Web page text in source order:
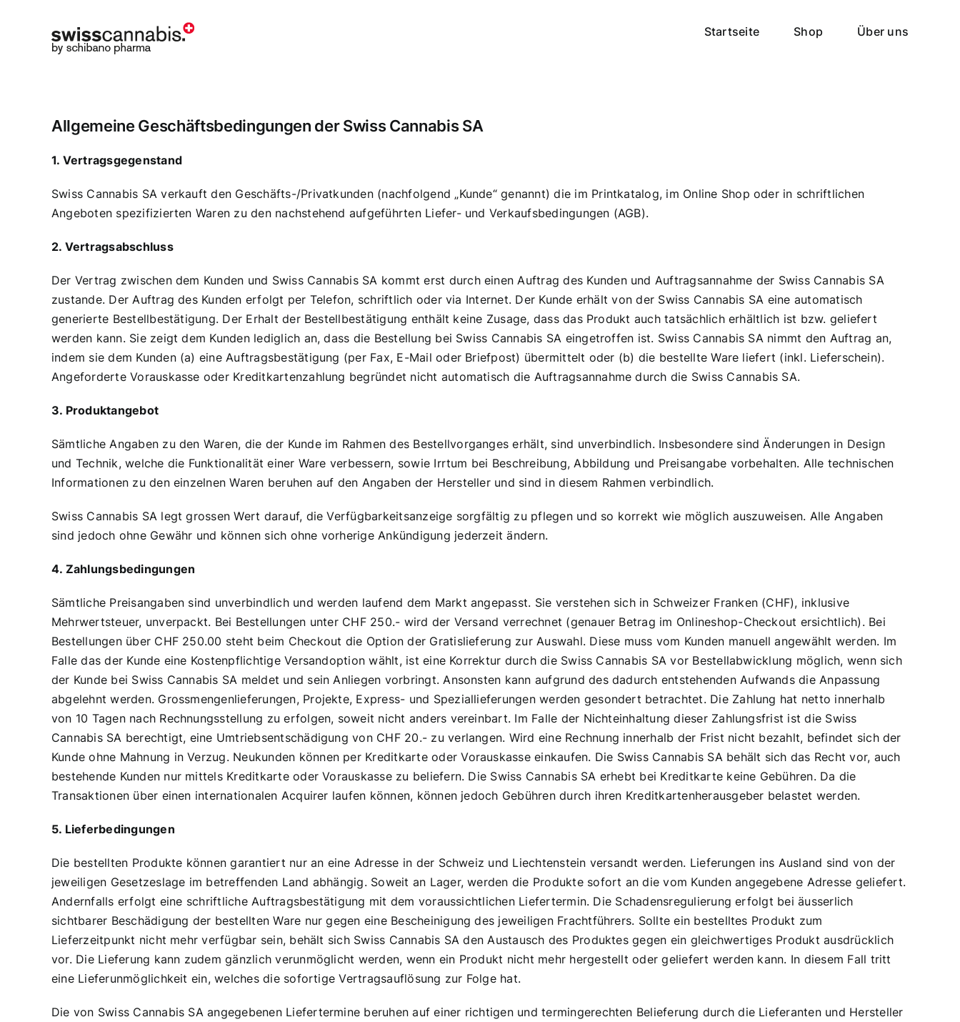
Startseite Shop Über uns
Allgemeine Geschäftsbedingungen der Swiss Cannabis SA
1. Vertragsgegenstand
Swiss Cannabis SA verkauft den Geschäfts-/Privatkunden (nachfolgend „Kunde“ genannt) die im Printkatalog, im Online Shop oder in schriftlichen
Angeboten spezifizierten Waren zu den nachstehend aufgeführten Liefer- und Verkaufsbedingungen (AGB).
2. Vertragsabschluss
Der Vertrag zwischen dem Kunden und Swiss Cannabis SA kommt erst durch einen Auftrag des Kunden und Auftragsannahme der Swiss Cannabis SA
zustande. Der Auftrag des Kunden erfolgt per Telefon, schriftlich oder via Internet. Der Kunde erhält von der Swiss Cannabis SA eine automatisch
generierte Bestellbestätigung. Der Erhalt der Bestellbestätigung enthält keine Zusage, dass das Produkt auch tatsächlich erhältlich ist bzw. geliefert
werden kann. Sie zeigt dem Kunden lediglich an, dass die Bestellung bei Swiss Cannabis SA eingetroffen ist. Swiss Cannabis SA nimmt den Auftrag an,
indem sie dem Kunden (a) eine Auftragsbestätigung (per Fax, E-Mail oder Briefpost) übermittelt oder (b) die bestellte Ware liefert (inkl. Lieferschein).
Angeforderte Vorauskasse oder Kreditkartenzahlung begründet nicht automatisch die Auftragsannahme durch die Swiss Cannabis SA.
3. Produktangebot
Sämtliche Angaben zu den Waren, die der Kunde im Rahmen des Bestellvorganges erhält, sind unverbindlich. Insbesondere sind Änderungen in Design
und Technik, welche die Funktionalität einer Ware verbessern, sowie Irrtum bei Beschreibung, Abbildung und Preisangabe vorbehalten. Alle technischen
Informationen zu den einzelnen Waren beruhen auf den Angaben der Hersteller und sind in diesem Rahmen verbindlich.
Swiss Cannabis SA legt grossen Wert darauf, die Verfügbarkeitsanzeige sorgfältig zu pflegen und so korrekt wie möglich auszuweisen. Alle Angaben
sind jedoch ohne Gewähr und können sich ohne vorherige Ankündigung jederzeit ändern.
4. Zahlungsbedingungen
Sämtliche Preisangaben sind unverbindlich und werden laufend dem Markt angepasst. Sie verstehen sich in Schweizer Franken (CHF), inklusive
Mehrwertsteuer, unverpackt. Bei Bestellungen unter CHF 250.- wird der Versand verrechnet (genauer Betrag im Onlineshop-Checkout ersichtlich). Bei
Bestellungen über CHF 250.00 steht beim Checkout die Option der Gratislieferung zur Auswahl. Diese muss vom Kunden manuell angewählt werden. Im
Falle das der Kunde eine Kostenpflichtige Versandoption wählt, ist eine Korrektur durch die Swiss Cannabis SA vor Bestellabwicklung möglich, wenn sich
der Kunde bei Swiss Cannabis SA meldet und sein Anliegen vorbringt. Ansonsten kann aufgrund des dadurch entstehenden Aufwands die Anpassung
abgelehnt werden. Grossmengenlieferungen, Projekte, Express- und Speziallieferungen werden gesondert betrachtet. Die Zahlung hat netto innerhalb
von 10 Tagen nach Rechnungsstellung zu erfolgen, soweit nicht anders vereinbart. Im Falle der Nichteinhaltung dieser Zahlungsfrist ist die Swiss
Cannabis SA berechtigt, eine Umtriebsentschädigung von CHF 20.- zu verlangen. Wird eine Rechnung innerhalb der Frist nicht bezahlt, befindet sich der
Kunde ohne Mahnung in Verzug. Neukunden können per Kreditkarte oder Vorauskasse einkaufen. Die Swiss Cannabis SA behält sich das Recht vor, auch
bestehende Kunden nur mittels Kreditkarte oder Vorauskasse zu beliefern. Die Swiss Cannabis SA erhebt bei Kreditkarte keine Gebühren. Da die
Transaktionen über einen internationalen Acquirer laufen können, können jedoch Gebühren durch ihren Kreditkartenherausgeber belastet werden.
5. Lieferbedingungen
Die bestellten Produkte können garantiert nur an eine Adresse in der Schweiz und Liechtenstein versandt werden. Lieferungen ins Ausland sind von der
jeweiligen Gesetzeslage im betreffenden Land abhängig. Soweit an Lager, werden die Produkte sofort an die vom Kunden angegebene Adresse geliefert.
Andernfalls erfolgt eine schriftliche Auftragsbestätigung mit dem voraussichtlichen Liefertermin. Die Schadensregulierung erfolgt bei äusserlich
sichtbarer Beschädigung der bestellten Ware nur gegen eine Bescheinigung des jeweiligen Frachtführers. Sollte ein bestelltes Produkt zum
Lieferzeitpunkt nicht mehr verfügbar sein, behält sich Swiss Cannabis SA den Austausch des Produktes gegen ein gleichwertiges Produkt ausdrücklich
vor. Die Lieferung kann zudem gänzlich verunmöglicht werden, wenn ein Produkt nicht mehr hergestellt oder geliefert werden kann. In diesem Fall tritt
eine Lieferunmöglichkeit ein, welches die sofortige Vertragsauflösung zur Folge hat.
Die von Swiss Cannabis SA angegebenen Liefertermine beruhen auf einer richtigen und termingerechten Belieferung durch die Lieferanten und Hersteller